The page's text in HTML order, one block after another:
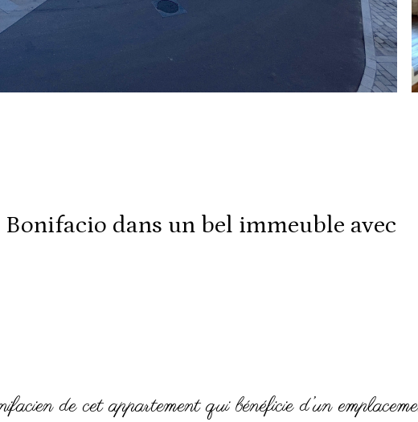
dans un bel immeuble avec
de cet appartement qui bénéficie d’un